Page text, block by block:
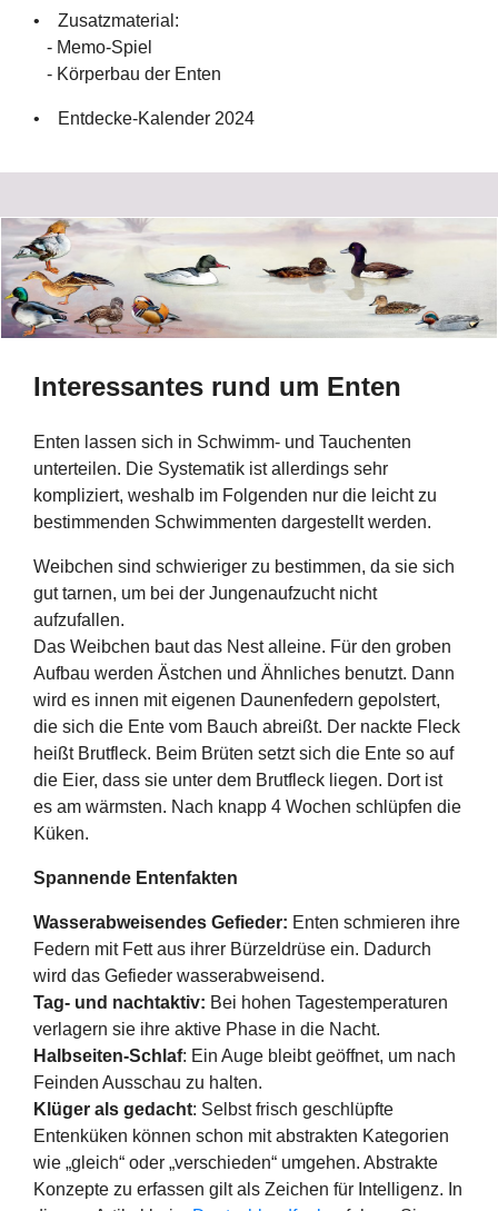
• Zusatzmaterial:
- Memo-Spiel
- Körperbau der Enten
• Entdecke-Kalender 2024
Interessantes rund um Enten
Enten lassen sich in Schwimm- und Tauchenten
unterteilen. Die Systematik ist allerdings sehr
kompliziert, weshalb im Folgenden nur die leicht zu
bestimmenden Schwimmenten dargestellt werden.
Weibchen sind schwieriger zu bestimmen, da sie sich
gut tarnen, um bei der Jungenaufzucht nicht
aufzufallen.
Das Weibchen baut das Nest alleine. Für den groben
Aufbau werden Ästchen und Ähnliches benutzt. Dann
wird es innen mit eigenen Daunenfedern gepolstert,
die sich die Ente vom Bauch abreißt. Der nackte Fleck
heißt Brutfleck. Beim Brüten setzt sich die Ente so auf
die Eier, dass sie unter dem Brutfleck liegen. Dort ist
es am wärmsten. Nach knapp 4 Wochen schlüpfen die
Küken.
Spannende Entenfakten
Wasserabweisendes Gefieder: Enten schmieren ihre
Federn mit Fett aus ihrer Bürzeldrüse ein. Dadurch
wird das Gefieder wasserabweisend.
Tag- und nachtaktiv: Bei hohen Tagestemperaturen
verlagern sie ihre aktive Phase in die Nacht.
Halbseiten-Schlaf: Ein Auge bleibt geöffnet, um nach
Feinden Ausschau zu halten.
Klüger als gedacht: Selbst frisch geschlüpfte
Entenküken können schon mit abstrakten Kategorien
wie „gleich“ oder „verschieden“ umgehen. Abstrakte
Konzepte zu erfassen gilt als Zeichen für Intelligenz. In